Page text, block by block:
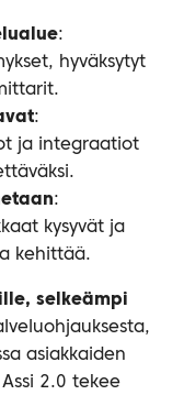
:
hyväksytyt
:
ja integraatiot
:
kysyvät ja
kehittää.
selkeämpi
asiakkaiden
2.0 tekee